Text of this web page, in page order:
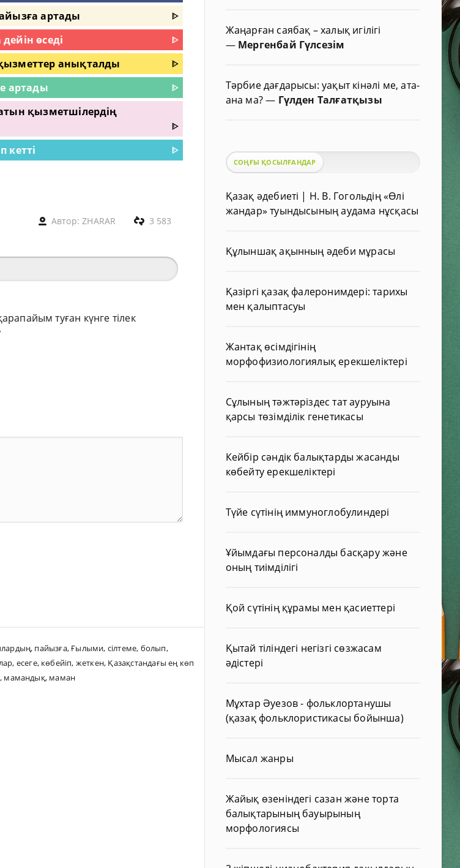
артады
ᐈ
өседі
ᐈ
анықталды
ᐈ
артады
ᐈ
қызметшілердің
ᐈ
кетті
ᐈ
Автор:ZHARAR 3 583
туған күнге тілек
, пайызға,Ғылыми, сілтеме, болып,
, есеге, көбейіп, жеткен, Қазақстандағы ең көп
, мамандық, маман
Жаңарған саябақ – халық игілігі
— Мергенбай Гүлсезім
Тәрбие дағдарысы: уақыт кінәлі ме, ата-
ана ма?— Гүлден Талғатқызы
СОҢҒЫ ҚОСЫЛҒАНДАР
Қазақ әдебиеті | Н. В. Гогольдің «Өлі
жандар» туындысының аудама нұсқасы
Құлыншақ ақынның әдеби мұрасы
Қазіргі қазақ фалеронимдері: тарихы
мен қалыптасуы
Жантақ өсімдігінің
морфофизиологиялық ерекшеліктері
Сұлының тәжтәріздес тат ауруына
қарсы төзімділік генетикасы
Кейбір сәндік балықтарды жасанды
көбейту ерекшеліктері
Түйе сүтінің иммуноглобулиндері
Ұйымдағы персоналды басқару және
оның тиімділігі
Қой сүтінің құрамы мен қасиеттері
Қытай тіліндегі негізгі сөзжасам
әдістері
Мұхтар Әуезов - фольклортанушы
(қазақ фольклористикасы бойынша)
Мысал жанры
Жайық өзеніндегі сазан және торта
балықтарының бауырының
морфологиясы